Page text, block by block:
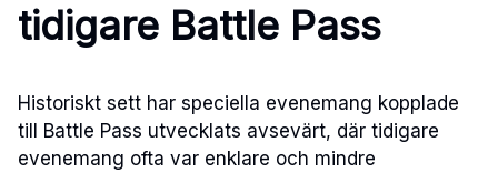
tidigare Battle Pass
Historiskt sett har speciella evenemang kopplade
till Battle Pass utvecklats avsevärt, där tidigare
evenemang ofta var enklare och mindre